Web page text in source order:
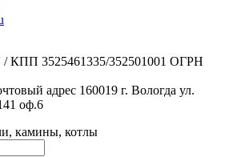
3525461335/352501001 ОГРН
адрес 160019 г. Вологда ул.
оф.6
камины, котлы